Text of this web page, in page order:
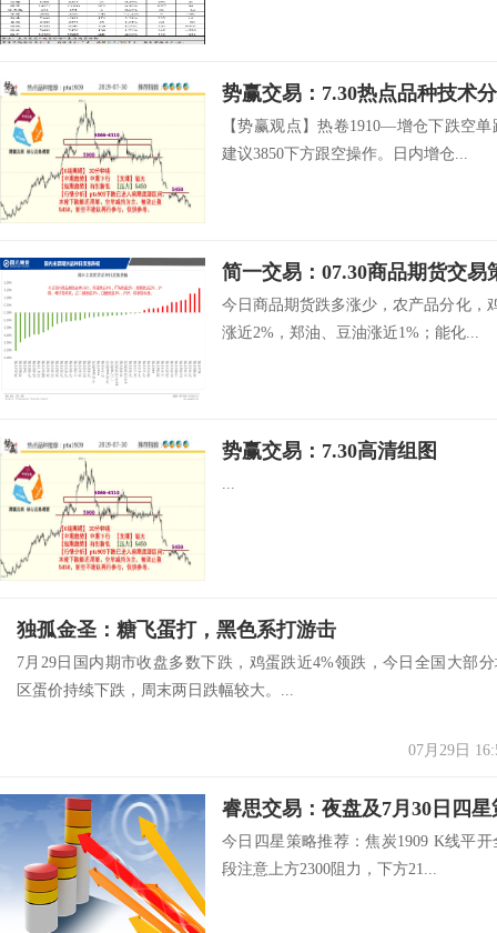
势赢交易：7.30热点品种技术
【势赢观点】热卷1910—增仓下跌
建议3850下方跟空操作。日内增仓...
简一交易：07.30商品期货交易
今日商品期货跌多涨少，农产品分化，
涨近2%，郑油、豆油涨近1%；能化...
势赢交易：7.30高清组图
...
独孤金圣：糖飞蛋打，黑色系打游击
7月29日国内期市收盘多数下跌，鸡蛋跌近4%领跌，今日全国大部
区蛋价持续下跌，周末两日跌幅较大。...
07月29日
睿思交易：夜盘及7月30日四
今日四星策略推荐：焦炭1909 K线平
段注意上方2300阻力，下方21...